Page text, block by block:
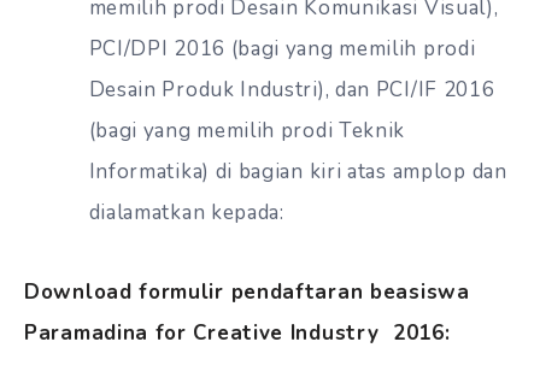
memilih prodi Desain Komunikasi Visual),
PCI/DPI 2016 (bagi yang memilih prodi
Desain Produk Industri), dan PCI/IF 2016
(bagi yang memilih prodi Teknik
Informatika) di bagian kiri atas amplop dan
dialamatkan kepada:
Download formulir pendaftaran beasiswa
Paramadina for Creative Industry 2016: